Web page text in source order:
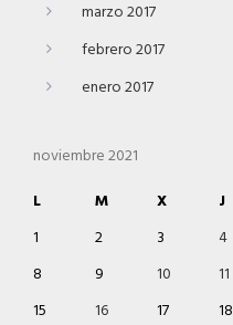
marzo 2017
febrero 2017
enero 2017
noviembre 2021
L
M X J
1
2 3 4
8
9 10 11
15
16 17 18